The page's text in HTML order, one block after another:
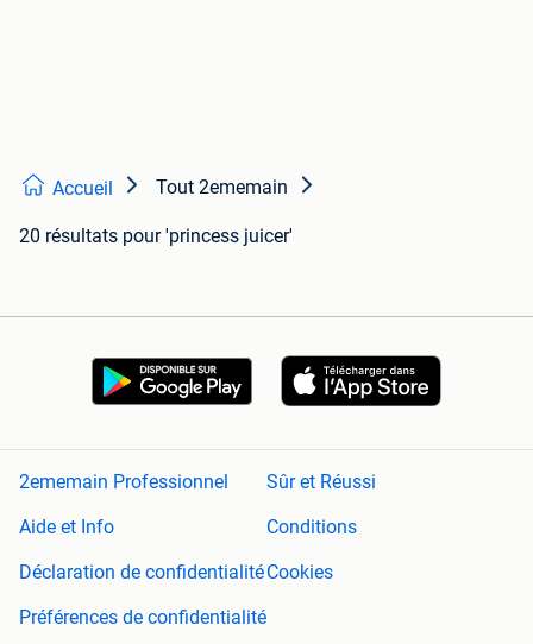
Accueil Tout 2ememain
20 résultats pour 'princess juicer'
2ememain Professionnel
Sûr et Réussi
Aide et Info
Conditions
Déclaration de confidentialitéCookies
Préférences de confidentialité